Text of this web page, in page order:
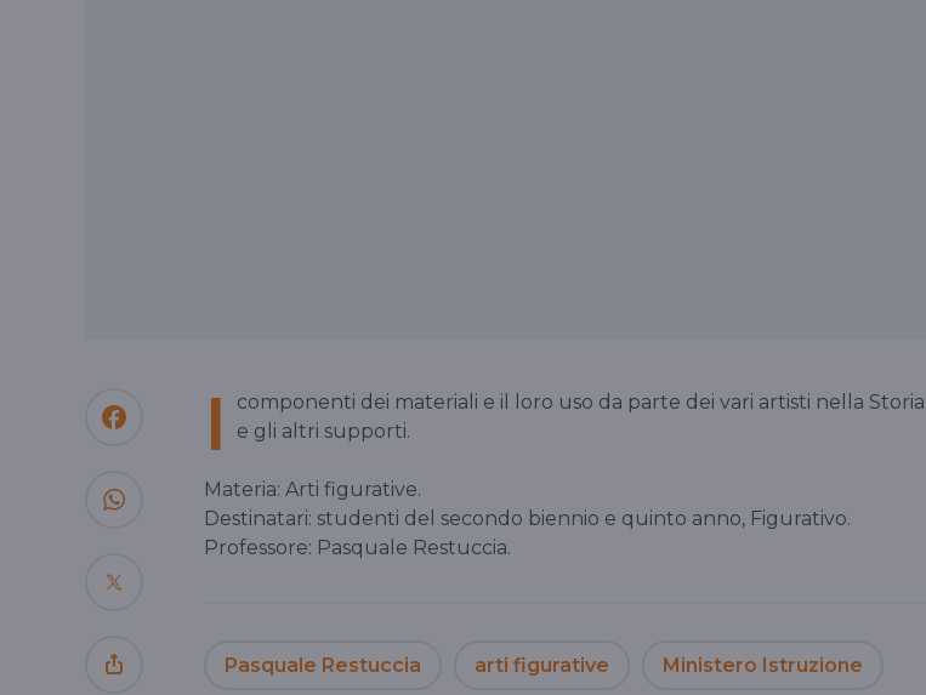
I
componenti dei materiali e il loro uso da parte dei vari artisti nella
e gli altri supporti.
Materia: Arti figurative.
Destinatari: studenti del secondo biennio e quinto anno, Figurativo.
Professore: Pasquale Restuccia.
Pasquale Restuccia arti figurative Ministero Istruzione